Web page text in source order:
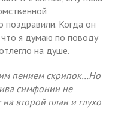
поздравили. Когда он
что я думаю по поводу
на душе.
пением скрипок…Но
симфонии не
второй план и глухо